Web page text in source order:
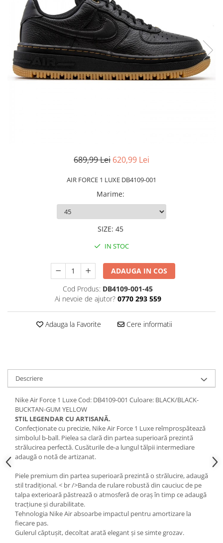
Slapi barbati
Mocasini
Pantofi sport femei
Slapi femei
Sandale & Slapi copii
689,99 Lei 620,99 Lei
AIR FORCE 1 LUXE DB4109-001
Marime:
SIZE: 45
IN STOC
ADAUGA IN COS
Cod Produs: DB4109-001-45
Ai nevoie de ajutor? 0770 293 559
Adauga la Favorite Cere informatii
Descriere
Nike Air Force 1 Luxe Cod: DB4109-001 Culoare: BLACK/BLACK-
BUCKTAN-GUM YELLOW
STIL LEGENDAR CU ARTISANĂ.
Confecționate cu precizie, Nike Air Force 1 Luxe reîmprospătează
simbolul b-ball. Pielea sa clară din partea superioară prezintă
strălucirea perfectă. Cusăturile de-a lungul tălpii intermediare
adaugă o notă de artizanat.
Piele premium din partea superioară prezintă o strălucire, adaugă
stil tradițional. < br />Banda de rulare robustă din cauciuc de pe
talpa exterioară păstrează o atmosferă de oraș în timp ce adaugă
tracțiune și durabilitate.
Tehnologia Nike Air absoarbe impactul pentru amortizare la
fiecare pas.
Gulerul căptușit, decoltat arată elegant și se simte grozav.